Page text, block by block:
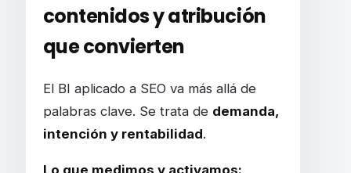
contenidos y atribución
que convierten
El BI aplicado a SEO va más allá de
palabras clave. Se trata de demanda,
intención y rentabilidad.